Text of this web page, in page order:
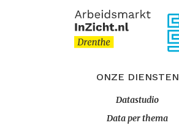
ONZE DIENSTEN
Datastudio
Data per thema